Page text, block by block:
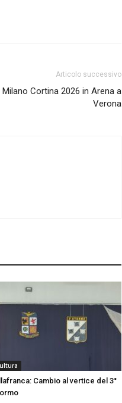
Articolo successivo
Cortina 2026 in Arena a
Verona
Cambio al vertice del 3°